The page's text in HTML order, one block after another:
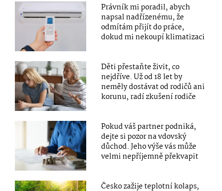
Právník mi poradil, abych
napsal nadřízenému, že
odmítám přijít do práce,
dokud mi nekoupí klimatizaci
Děti přestaňte živit, co
nejdříve. Už od 18 let by
neměly dostávat od rodičů ani
korunu, radí zkušení rodiče
Pokud váš partner podniká,
dejte si pozor na vdovský
důchod. Jeho výše vás může
velmi nepříjemně překvapit
Česko zažije teplotní kolaps,